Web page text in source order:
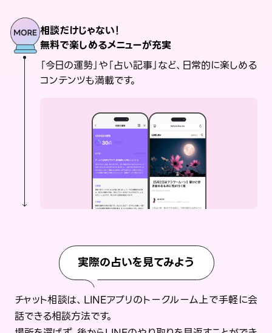
相談だけじゃない！
無料で楽しめるメニューが充実
「今日の運勢」や「占い記事」など、日常的に楽しめる
コンテンツも満載です。
実際の占いを見てみよう
チャット相談は、LINEアプリのトークルーム上で手軽に会
話できる相談方法です。